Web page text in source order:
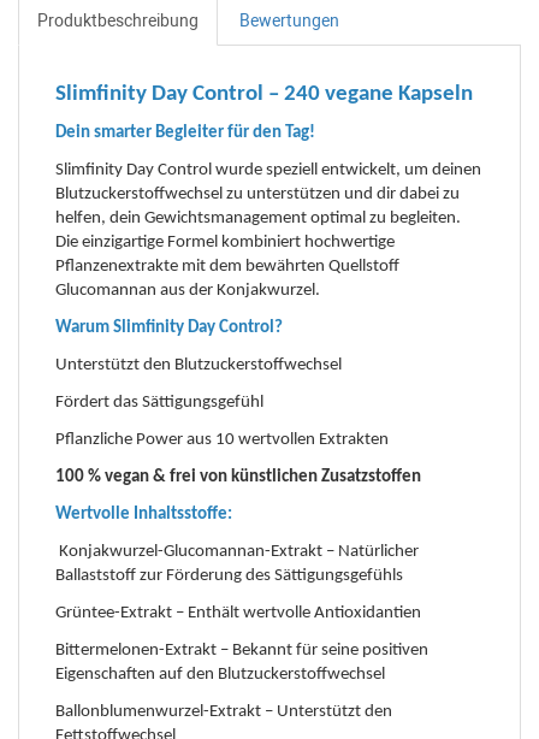
Produktbeschreibung Bewertungen
Slimfinity Day Control – 240 vegane Kapseln
Dein smarter Begleiter für den Tag!
Slimfinity Day Control wurde speziell entwickelt, um deinen
Blutzuckerstoffwechsel zu unterstützen und dir dabei zu
helfen, dein Gewichtsmanagement optimal zu begleiten.
Die einzigartige Formel kombiniert hochwertige
Pflanzenextrakte mit dem bewährten Quellstoff
Glucomannan aus der Konjakwurzel.
Warum Slimfinity Day Control?
Unterstützt den Blutzuckerstoffwechsel
Fördert das Sättigungsgefühl
Pflanzliche Power aus 10 wertvollen Extrakten
100 % vegan & frei von künstlichen Zusatzstoffen
Wertvolle Inhaltsstoffe:
Konjakwurzel-Glucomannan-Extrakt – Natürlicher
Ballaststoff zur Förderung des Sättigungsgefühls
Grüntee-Extrakt – Enthält wertvolle Antioxidantien
Bittermelonen-Extrakt – Bekannt für seine positiven
Eigenschaften auf den Blutzuckerstoffwechsel
Ballonblumenwurzel-Extrakt – Unterstützt den